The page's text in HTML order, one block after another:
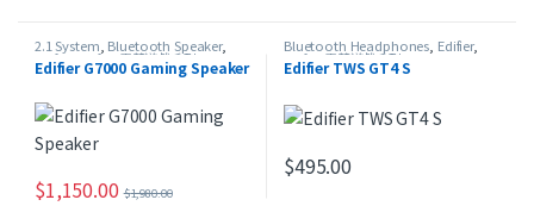
2.1 System, Bluetooth Speaker,
Edifier Edifier 電競遊戲系列, USB
Speaker,特價產品
Edifier G7000 Gaming Speaker
$1,150.00 $1,980.00
Bluetooth Headphones, Edifier,
Edifier 電競遊戲系列,HeadSet In-
Ear Headphones,特價產品
Edifier TWS GT4 S
$495.00